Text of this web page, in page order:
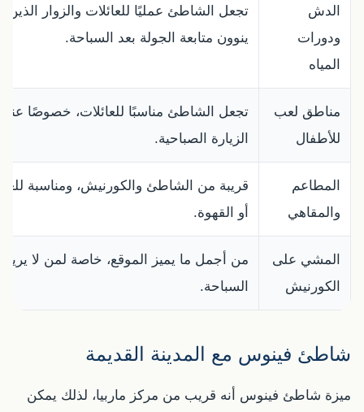
الدش
ودورات
المياه
تجعل الشاطئ عمليًا للعائلات والزوار الذين
ينوون متابعة الجولة بعد السباحة.
مناطق لعب
للأطفال
تجعل الشاطئ مناسبًا للعائلات، خصوصًا عند
الزيارة الصباحية.
المطاعم
والمقاهي
قريبة من الشاطئ والكورنيش، ومناسبة
أو القهوة.
المشي على
الكورنيش
من أجمل ما يميز الموقع، خاصة لمن لا يريد
السباحة.
شاطئ فينوس مع المدينة القديمة
ميزة شاطئ فينوس أنه قريب من مركز ماربيا، لذلك يمكن